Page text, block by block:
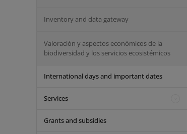
Inventory and data gateway
Valoración y aspectos económicos de la
biodiversidad y los servicios ecosistémicos
International days and important dates
Services
Grants and subsidies